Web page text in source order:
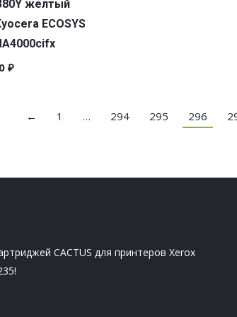
желтый
ECOSYS
₽
← 1 … 294 295 296
CACTUS для принтеров Xerox